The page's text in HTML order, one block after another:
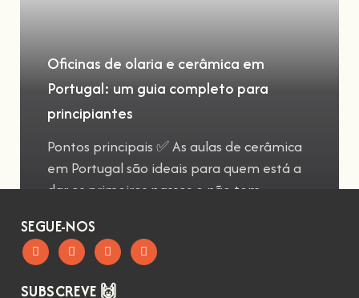
Oficinas de olaria e cerâmica em
Portugal: um guia completo para
principiantes
Pontos principais ✅ As aulas de cerâmica
em Portugal são ideais para quem está a
dar os primeiros passos e não tem
SEGUE-NOS
SUBSCREVE 🙌